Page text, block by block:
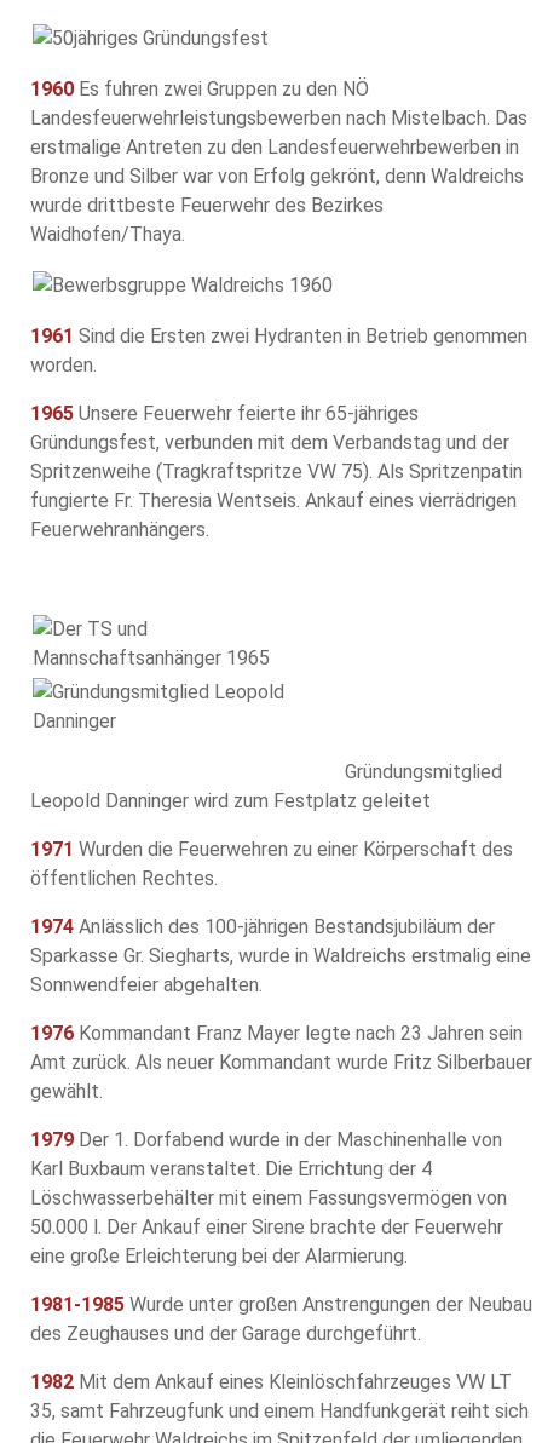
1960 Es fuhren zwei Gruppen zu den NÖ
Landesfeuerwehrleistungsbewerben nach Mistelbach. Das
erstmalige Antreten zu den Landesfeuerwehrbewerben in
Bronze und Silber war von Erfolg gekrönt, denn Waldreichs
wurde drittbeste Feuerwehr des Bezirkes
Waidhofen/Thaya.
1961 Sind die Ersten zwei Hydranten in Betrieb genommen
worden.
1965 Unsere Feuerwehr feierte ihr 65-jähriges
Gründungsfest, verbunden mit dem Verbandstag und der
Spritzenweihe (Tragkraftspritze VW 75). Als Spritzenpatin
fungierte Fr. Theresia Wentseis. Ankauf eines vierrädrigen
Feuerwehranhängers.
Gründungsmitglied
Leopold Danninger wird zum Festplatz geleitet
1971 Wurden die Feuerwehren zu einer Körperschaft des
öffentlichen Rechtes.
1974 Anlässlich des 100-jährigen Bestandsjubiläum der
Sparkasse Gr. Siegharts, wurde in Waldreichs erstmalig eine
Sonnwendfeier abgehalten.
1976 Kommandant Franz Mayer legte nach 23 Jahren sein
Amt zurück. Als neuer Kommandant wurde Fritz Silberbauer
gewählt.
1979 Der 1. Dorfabend wurde in der Maschinenhalle von
Karl Buxbaum veranstaltet. Die Errichtung der 4
Löschwasserbehälter mit einem Fassungsvermögen von
50.000 l. Der Ankauf einer Sirene brachte der Feuerwehr
eine große Erleichterung bei der Alarmierung.
1981-1985 Wurde unter großen Anstrengungen der Neubau
des Zeughauses und der Garage durchgeführt.
1982 Mit dem Ankauf eines Kleinlöschfahrzeuges VW LT
35, samt Fahrzeugfunk und einem Handfunkgerät reiht sich